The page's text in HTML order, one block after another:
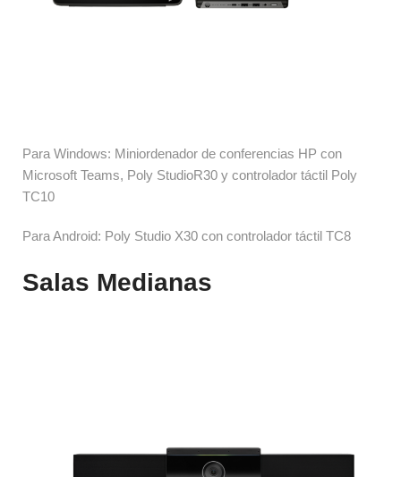
Para Windows: Miniordenador de conferencias HP con
Microsoft Teams, Poly StudioR30 y controlador táctil Poly
TC10
Para Android: Poly Studio X30 con controlador táctil TC8
Salas Medianas